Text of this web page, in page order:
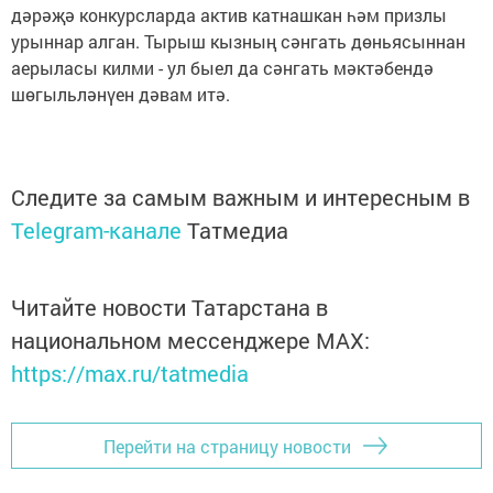
дәрәҗә конкурсларда актив катнашкан һәм призлы
урыннар алган. Тырыш кызның сәнгать дөньясыннан
аерыласы килми - ул быел да сәнгать мәктәбендә
шөгыльләнүен дәвам итә.
Следите за самым важным и интересным в
Telegram-канале Татмедиа
Читайте новости Татарстана в
национальном мессенджере MАХ:
https://max.ru/tatmedia
Перейти на страницу новости